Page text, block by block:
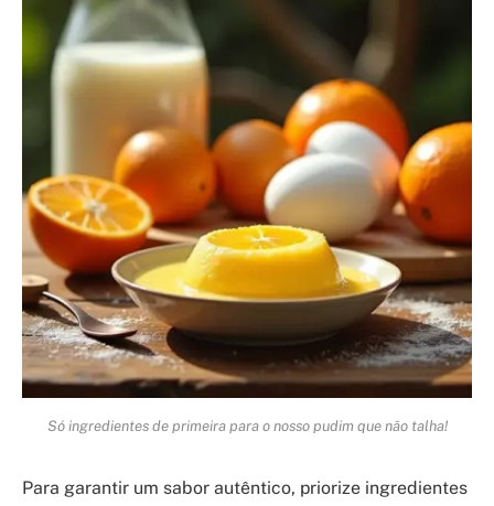
Só ingredientes de primeira para o nosso pudim que não talha!
Para garantir um sabor autêntico, priorize ingredientes